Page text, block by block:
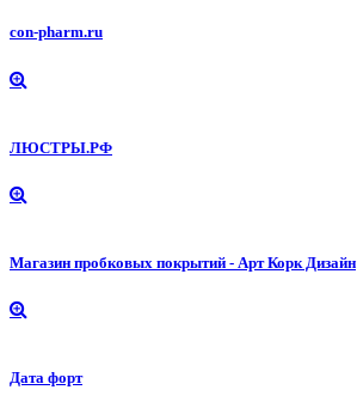
con-pharm.ru
ЛЮСТРЫ.РФ
Магазин пробковых покрытий - Арт Корк Дизайн
Дата форт